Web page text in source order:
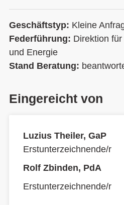
Geschäftstyp: Kleine
Federführung: Direktion
und Energie
Stand Beratung:
Eingereicht von
Luzius Theiler, GaP
Erstunterzeichnende/r
Rolf Zbinden, PdA
Erstunterzeichnende/r